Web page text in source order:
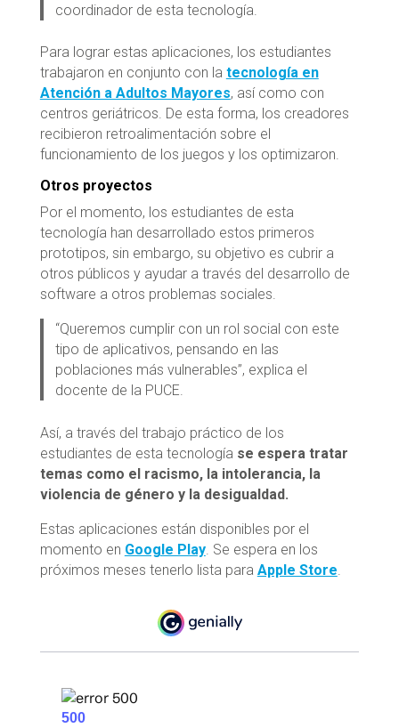
coordinador de esta tecnología.
Para lograr estas aplicaciones, los estudiantes
trabajaron en conjunto con la tecnología en
Atención a Adultos Mayores, así como con
centros geriátricos. De esta forma, los creadores
recibieron retroalimentación sobre el
funcionamiento de los juegos y los optimizaron.
Otros proyectos
Por el momento, los estudiantes de esta
tecnología han desarrollado estos primeros
prototipos, sin embargo, su objetivo es cubrir a
otros públicos y ayudar a través del desarrollo de
software a otros problemas sociales.
“Queremos cumplir con un rol social con este
tipo de aplicativos, pensando en las
poblaciones más vulnerables”, explica el
docente de la PUCE.
Así, a través del trabajo práctico de los
estudiantes de esta tecnología se espera tratar
temas como el racismo, la intolerancia, la
violencia de género y la desigualdad.
Estas aplicaciones están disponibles por el
momento en Google Play. Se espera en los
próximos meses tenerlo lista para Apple Store